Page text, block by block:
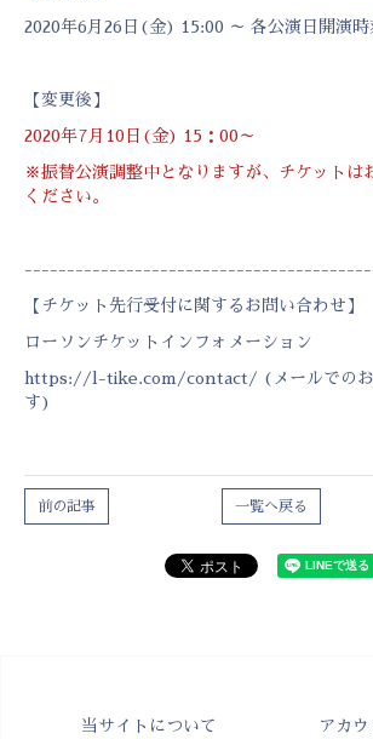
2020年6月26日(金) 15:00 ～ 各公演日開演時
【変更後】
2020年7月10日(金) 15：00～
※振替公演調整中となりますが、チケットは
ください。
【チケット先行受付に関するお問い合わせ】
ローソンチケットインフォメーション
https://l-tike.com/contact/ (メールでの
す)
一覧へ戻る
前の記事
当サイトについて アカ